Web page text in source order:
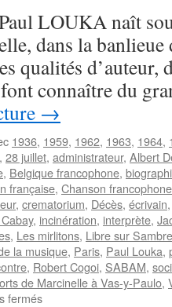
LOUKA naît
dans la
qualités d’auteur,
connaître du
→
1936, 1959, 1962, 1963, 1964,
, 28 juillet, administrateur, Albert
, Belgique francophone,
française, Chanson francophone
, crematorium, Décès, écrivain
, incinération, interprète,
, Les mirlitons, Libre sur Sambre
la musique, Paris, Paul Louka,
, Robert Cogoi, SABAM,
de Marcinelle à Vas-y-Paulo,
ferméssur